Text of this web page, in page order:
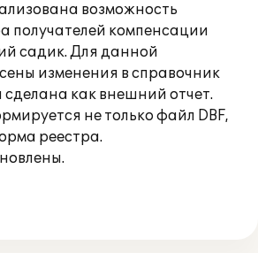
возможность
получателей компенсации
садик. Для данной
изменения в справочник
сделана как внешний отчет.
не только файл DBF,
реестра.